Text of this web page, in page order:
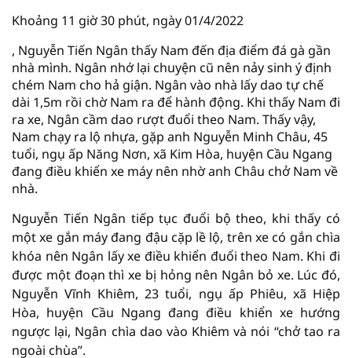
Khoảng 11 giờ 30 phút, ngày 01/4/2022
, Nguyễn Tiến Ngân thấy Nam đến địa điểm đá gà gần
nhà mình. Ngân nhớ lại chuyện cũ nên nảy sinh ý định
chém Nam cho hả giận. Ngân vào nhà lấy dao tự chế
dài 1,5m rồi chờ Nam ra để hành động. Khi thấy Nam đi
ra xe, Ngân cầm dao rượt đuổi theo Nam. Thấy vậy,
Nam chạy ra lộ nhựa, gặp anh Nguyễn Minh Châu, 45
tuổi, ngụ ấp Năng Nơn, xã Kim Hòa, huyện Cầu Ngang
đang điều khiển xe máy nên nhờ anh Châu chở Nam về
nhà.
Nguyễn Tiến Ngân tiếp tục đuổi bộ theo, khi thấy có
một xe gắn máy đang đậu cặp lề lộ, trên xe có gắn chìa
khóa nên Ngân lấy xe điều khiển đuổi theo Nam. Khi đi
được một đoạn thì xe bị hỏng nên Ngân bỏ xe. Lúc đó,
Nguyễn Vĩnh Khiêm, 23 tuổi, ngụ ấp Phiêu, xã Hiệp
Hòa, huyện Cầu Ngang đang điều khiển xe hướng
ngược lại, Ngân chìa dao vào Khiêm và nói “chở tao ra
ngoài chùa”.